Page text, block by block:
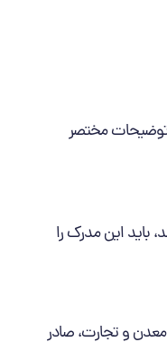
توضیحات مختصر
باید این مدرک را
معدن و تجارت، صادر